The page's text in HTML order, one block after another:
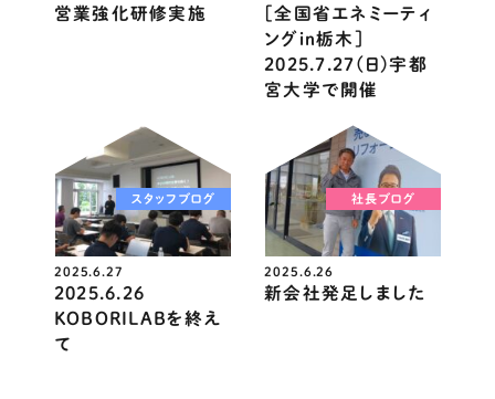
営業強化研修実施
［全国省エネミーティ
ングin栃木］
2025.7.27(日)宇都
宮大学で開催
スタッフブログ
2025.6.27
2025.6.26
KOBORILABを終え
て
社長ブログ
2025.6.26
新会社発足しました